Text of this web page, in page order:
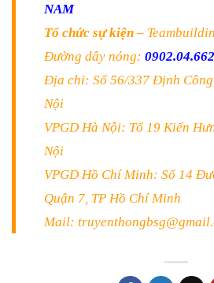
NAM
Tổ chức sự kiện –
Đường dây nóng:
Địa chỉ: Số 56/337 Định
Nội
VPGD Hà Nội: Tổ 19 Kiến
Nội
VPGD Hồ Chí Minh: Số 14
Quận 7, TP Hồ Chí Minh
Mail: